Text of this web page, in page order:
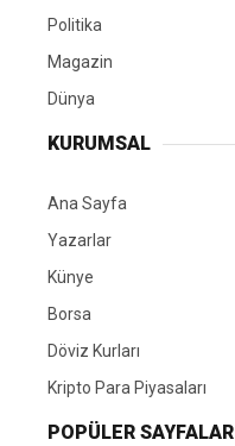
Politika
Magazin
Dünya
KURUMSAL
Ana Sayfa
Yazarlar
Künye
Borsa
Döviz Kurları
Kripto Para Piyasaları
POPÜLER SAYFALAR